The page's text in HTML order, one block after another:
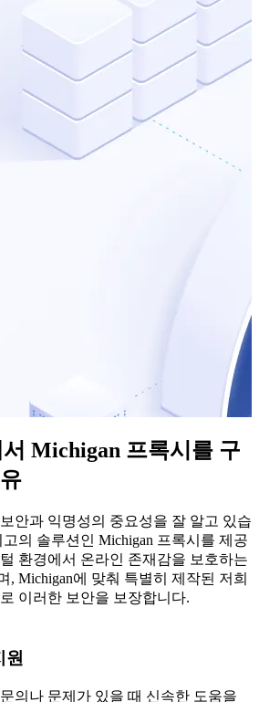
Michigan 프록시를 구
안과 익명성의 중요성을 잘 알고 있습
의 솔루션인 Michigan 프록시를 제공
환경에서 온라인 존재감을 보호하는
, Michigan에 맞춰 특별히 제작된 저희
이러한 보안을 보장합니다.
원
의나 문제가 있을 때 신속한 도움을